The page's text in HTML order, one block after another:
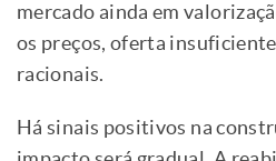
mercado ainda em
os preços, oferta
racionais.
Há sinais positivos na